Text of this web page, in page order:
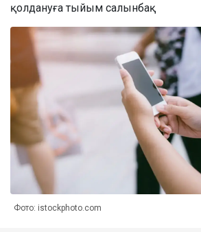
қолдануға тыйым салынбақ
Фото: istockphoto.com